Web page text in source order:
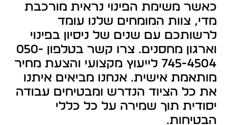
כאשר משימת הפינוי נראית מורכבת
מדי, צוות המומחים שלנו עומד
לרשותכם עם שנים של ניסיון בפינוי
וארגון מחסנים. צרו קשר בטלפון 050-
745-4504 לייעוץ מקצועי והצעת מחיר
מותאמת אישית. אנחנו מביאים איתנו
את כל הציוד הנדרש ומבטיחים עבודה
יסודית תוך שמירה על כל כללי
הבטיחות.